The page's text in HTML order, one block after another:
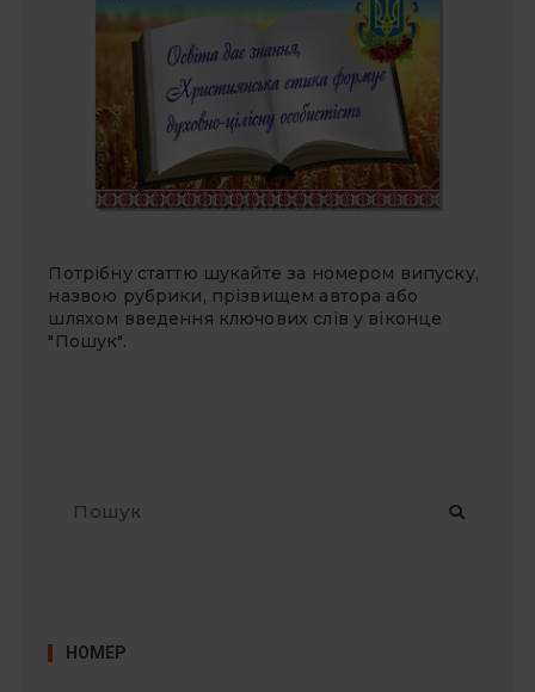
Потрібну статтю шукайте за номером випуску,
назвою рубрики, прізвищем автора або
шляхом введення ключових слів у віконце
"Пошук".
НОМЕР